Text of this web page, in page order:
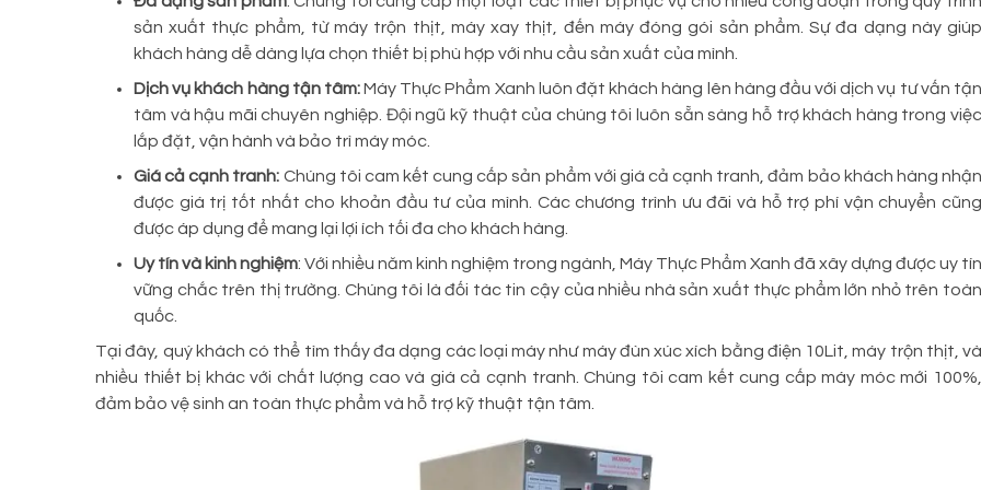
sản xuất thực phẩm, từ máy trộn thịt, máy xay thịt, đến máy đóng gói sản phẩm. Sự đa dạng này giúp
khách hàng dễ dàng lựa chọn thiết bị phù hợp với nhu cầu sản xuất của mình.
Dịch vụ khách hàng tận tâm:Máy Thực Phẩm Xanh luôn đặt khách hàng lên hàng đầu với dịch vụ tư vấn tận
tâm và hậu mãi chuyên nghiệp. Đội ngũ kỹ thuật của chúng tôi luôn sẵn sàng hỗ trợ khách hàng trong việc
lắp đặt, vận hành và bảo trì máy móc.
Giá cả cạnh tranh: Chúng tôi cam kết cung cấp sản phẩm với giá cả cạnh tranh, đảm bảo khách hàng nhận
được giá trị tốt nhất cho khoản đầu tư của mình. Các chương trình ưu đãi và hỗ trợ phí vận chuyển cũng
được áp dụng để mang lại lợi ích tối đa cho khách hàng.
Uy tín và kinh nghiệm: Với nhiều năm kinh nghiệm trong ngành, Máy Thực Phẩm Xanh đã xây dựng được uy tín
vững chắc trên thị trường. Chúng tôi là đối tác tin cậy của nhiều nhà sản xuất thực phẩm lớn nhỏ trên toàn
quốc.
Tại đây, quý khách có thể tìm thấy đa dạng các loại máy như máy đùn xúc xích bằng điện 10Lit, máy trộn thịt, và
nhiều thiết bị khác với chất lượng cao và giá cả cạnh tranh. Chúng tôi cam kết cung cấp máy móc mới 100%,
đảm bảo vệ sinh an toàn thực phẩm và hỗ trợ kỹ thuật tận tâm.